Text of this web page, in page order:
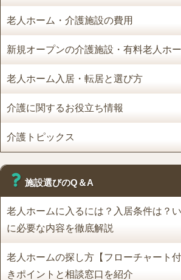
老人ホーム・介護施設の費用
新規オープンの介護施設・有料老人ホ
老人ホーム入居・転居と選び方
介護に関するお役立ち情報
介護トピックス
施設選びのQ＆A
老人ホームに入るには？入居条件は？
に必要な内容を徹底解説
老人ホームの探し方【フローチャート
きポイントと相談窓口を紹介